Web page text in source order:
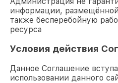
информации,
также бесперебойную
ресурса
Условия действия
Данное Соглашение
использовании данного